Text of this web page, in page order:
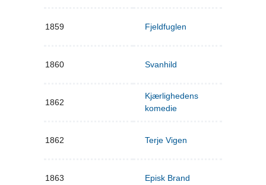
1859 Fjeldfuglen
1860 Svanhild
1862
Kjærlighedens
komedie
1862 Terje Vigen
1863 Episk Brand